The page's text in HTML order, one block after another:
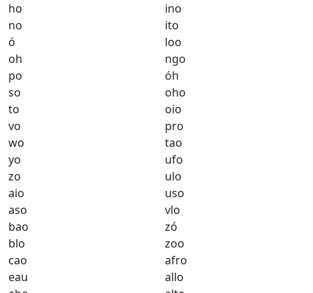
ho
no
ó
oh
po
so
to
vo
wo
yo
zo
aio
aso
bao
blo
cao
eau
ino
ito
loo
ngo
óh
oho
oio
pro
tao
ufo
ulo
uso
vlo
zó
zoo
afro
allo